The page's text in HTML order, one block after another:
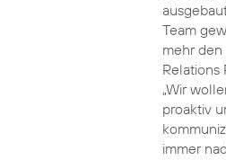
Team
mehr
Relations
„Wir
proaktiv
immer